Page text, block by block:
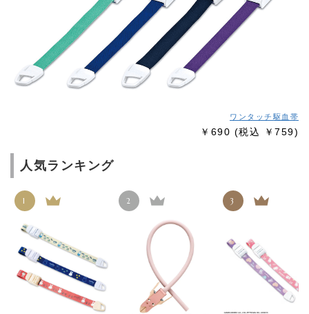
ワンタッチ駆血帯
￥690 (税込 ￥759)
人気ランキング
1 2 3